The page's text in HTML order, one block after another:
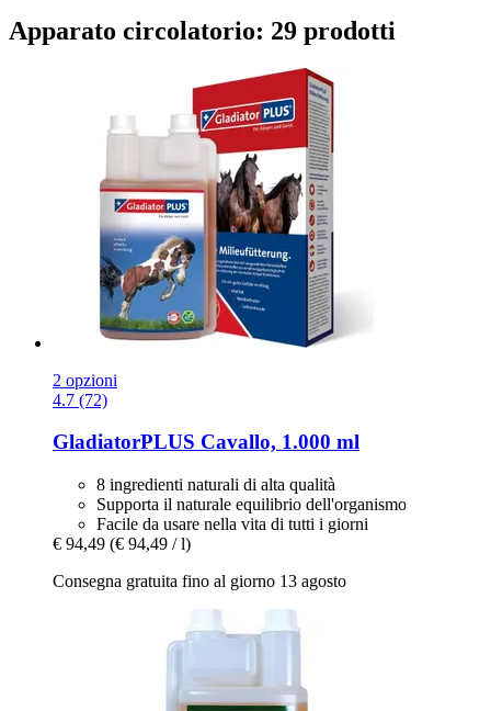
Apparato circolatorio: 29 prodotti
2 opzioni
4.7 (72)
GladiatorPLUS Cavallo, 1.000 ml
8 ingredienti naturali di alta qualità
Supporta il naturale equilibrio dell'organismo
Facile da usare nella vita di tutti i giorni
€ 94,49 (€ 94,49 / l)
Consegna gratuita fino al giorno 13 agosto